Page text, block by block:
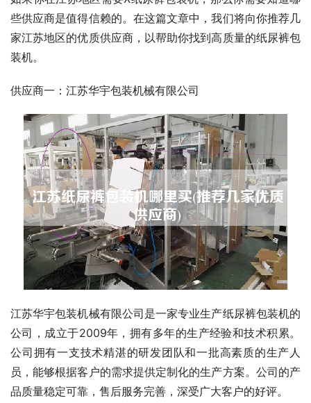
些供应商是值得信赖的。在这篇文章中，我们将向你推荐几
家江苏地区的优质供应商，以帮助你找到高质量的纸尿裤包
装机。
供应商一：江苏华宇包装机械有限公司
江苏华宇包装机械有限公司是一家专业生产纸尿裤包装机的
公司，成立于2009年，拥有多年的生产经验和技术积累。
公司拥有一支技术精湛的研发团队和一批高素质的生产人
员，能够根据客户的需求提供定制化的生产方案。公司的产
品质量稳定可靠，售后服务完善，深受广大客户的好评。